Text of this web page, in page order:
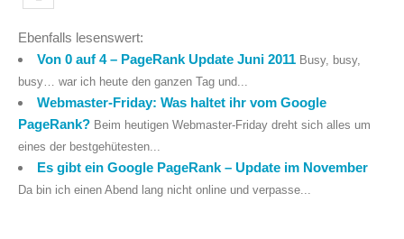
Ebenfalls lesenswert:
Von 0 auf 4 – PageRank Update Juni 2011 Busy, busy,
busy… war ich heute den ganzen Tag und...
Webmaster-Friday: Was haltet ihr vom Google
PageRank? Beim heutigen Webmaster-Friday dreht sich alles um
eines der bestgehütesten...
Es gibt ein Google PageRank – Update im November
Da bin ich einen Abend lang nicht online und verpasse...